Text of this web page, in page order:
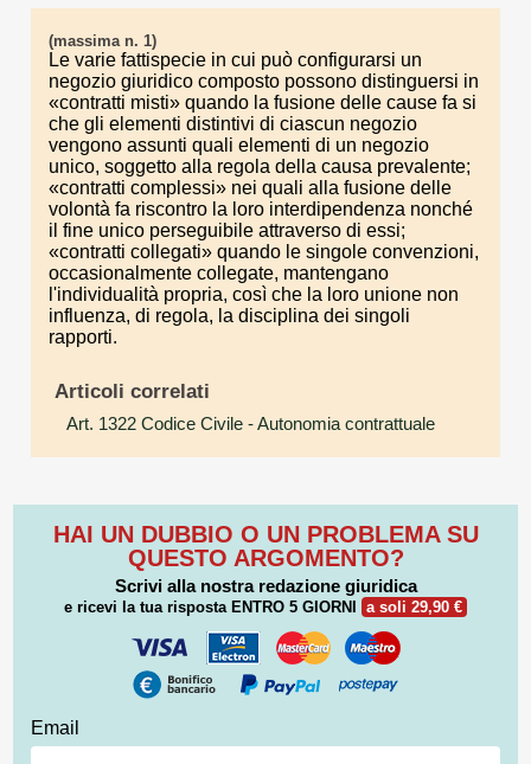
(massima n. 1)
Le varie fattispecie in cui può configurarsi un
negozio giuridico composto possono distinguersi in
«contratti misti» quando la fusione delle cause fa si
che gli elementi distintivi di ciascun negozio
vengono assunti quali elementi di un negozio
unico, soggetto alla regola della causa prevalente;
«contratti complessi» nei quali alla fusione delle
volontà fa riscontro la loro interdipendenza nonché
il fine unico perseguibile attraverso di essi;
«contratti collegati» quando le singole convenzioni,
occasionalmente collegate, mantengano
l'individualità propria, così che la loro unione non
influenza, di regola, la disciplina dei singoli
rapporti.
Articoli correlati
Art. 1322 Codice Civile - Autonomia contrattuale
HAI UN DUBBIO O UN PROBLEMA SU
QUESTO ARGOMENTO?
Scrivi alla nostra redazione giuridica
e ricevi la tua risposta ENTRO 5 GIORNI a soli 29,90 €
Email